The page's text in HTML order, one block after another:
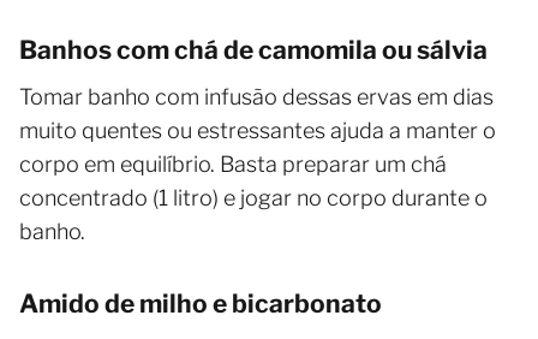
Banhos com chá de camomila ou sálvia
Tomar banho com infusão dessas ervas em dias
muito quentes ou estressantes ajuda a manter o
corpo em equilíbrio. Basta preparar um chá
concentrado (1 litro) e jogar no corpo durante o
banho.
Amido de milho e bicarbonato